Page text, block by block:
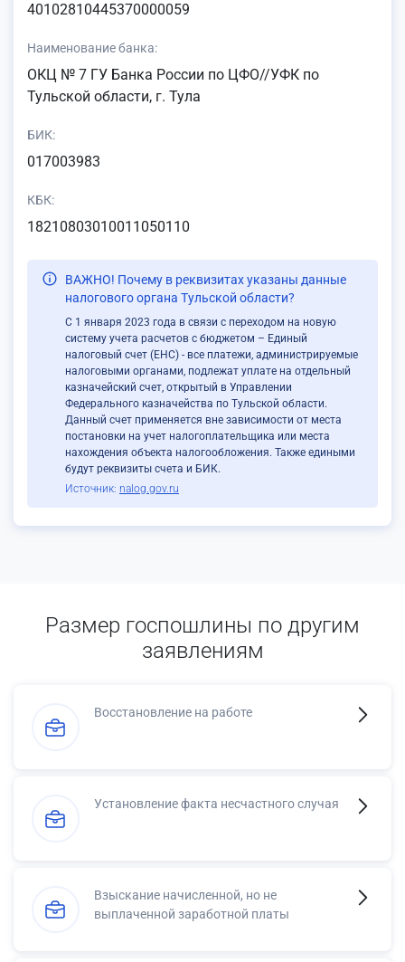
40102810445370000059
Наименование банка:
ОКЦ № 7 ГУ Банка России по ЦФО//УФК по
Тульской области, г. Тула
БИК:
017003983
КБК:
18210803010011050110
ВАЖНО! Почему в реквизитах указаны данные
налогового органа Тульской области?
С 1 января 2023 года в связи с переходом на новую
систему учета расчетов с бюджетом – Единый
налоговый счет (ЕНС) - все платежи, администрируемые
налоговыми органами, подлежат уплате на отдельный
казначейский счет, открытый в Управлении
Федерального казначейства по Тульской области.
Данный счет применяется вне зависимости от места
постановки на учет налогоплательщика или места
нахождения объекта налогообложения. Также едиными
будут реквизиты счета и БИК.
Источник: nalog.gov.ru
Размер госпошлины по другим
заявлениям
Восстановление на работе
Установление факта несчастного случая
Взыскание начисленной, но не
выплаченной заработной платы